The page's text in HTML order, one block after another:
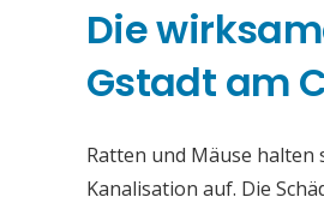
Die
Gstadt am
Ratten und Mäuse
Kanalisation auf. Die